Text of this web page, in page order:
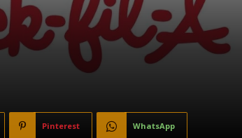
Pinterest WhatsApp